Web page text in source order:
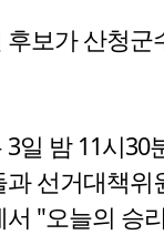
보가 산청군
일 밤 11시30
선거대책위
"오늘의 승